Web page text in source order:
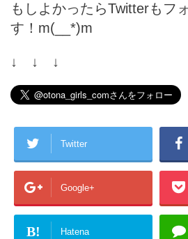
もしよかったらTwitterもフ
す！m(__*)m
↓ ↓ ↓
Twitter
Google+
B! Hatena